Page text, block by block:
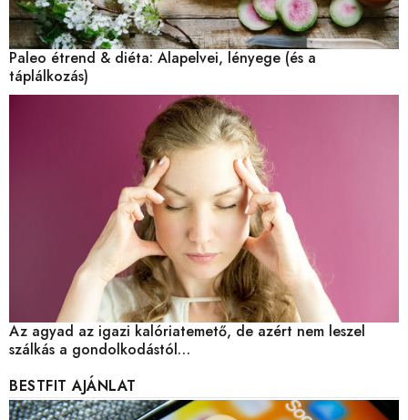
Paleo étrend & diéta: Alapelvei, lényege (és a
táplálkozás)
Az agyad az igazi kalóriatemető, de azért nem leszel
szálkás a gondolkodástól…
BESTFIT AJÁNLAT